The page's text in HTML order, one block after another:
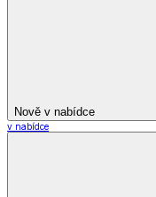
Nově v nabídce
v nabídce